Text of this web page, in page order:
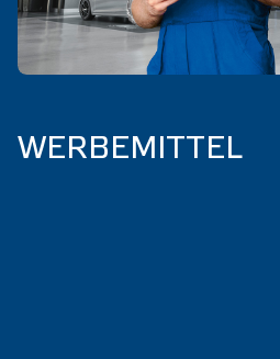
WERBEMITTEL